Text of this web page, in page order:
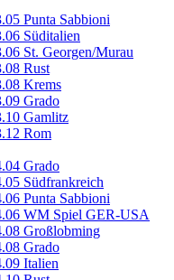
Punta Sabbioni
Süditalien
St. Georgen/Murau
Rust
Krems
Grado
Gamlitz
Rom
Grado
Südfrankreich
Punta Sabbioni
WM Spiel GER-USA
Großlobming
Grado
Italien